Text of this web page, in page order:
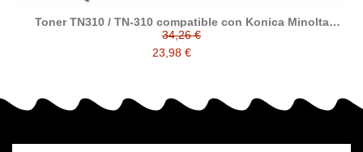
Toner TN310 / TN-310 compatible con Konica Minolta
Bizhub C 350 / 351 / 450 / 450P / CF 2203 / KMC 2230
34,26 €
23,98 €